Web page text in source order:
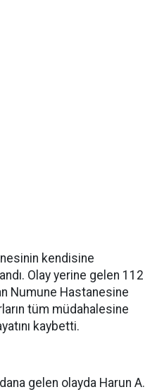
kendisine
Olay yerine gelen 112
Numune Hastanesine
tüm müdahalesine
kaybetti.
gelen olayda Harun A.